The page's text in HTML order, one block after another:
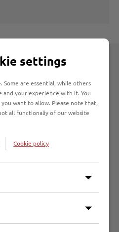
regelmäßig eigen- und
Straßen- und Wegebau ein
Überprüfung ist gewährleistet,
umweltverträgliche Produkte
Containerdienst ist
settings
Some are essential, while others
and your experience with it. You
want to allow. Please note that,
all functionaliy of our website
Cookie policy